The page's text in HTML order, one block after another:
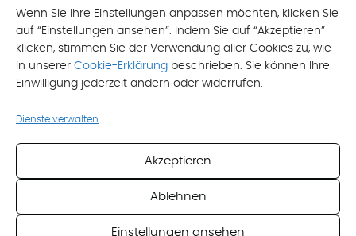
Wenn Sie Ihre Einstellungen anpassen möchten, klicken Sie
auf “Einstellungen ansehen”. Indem Sie auf “Akzeptieren”
klicken, stimmen Sie der Verwendung aller Cookies zu, wie
in unserer Cookie-Erklärung beschrieben. Sie können Ihre
Einwilligung jederzeit ändern oder widerrufen.
Dienste verwalten
Akzeptieren
Ablehnen
Einstellungen ansehen
Ich akzeptiere die